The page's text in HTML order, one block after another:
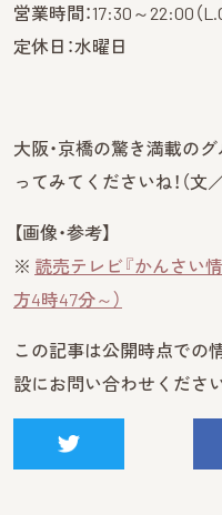
営業時間：17:30～22:00（
定休日：水曜日
大阪・京橋の驚き満載の
ってみてくださいね！（文
【画像・参考】
※ 読売テレビ『かんさい
方4時47分～）
この記事は公開時点での
設にお問い合わせください